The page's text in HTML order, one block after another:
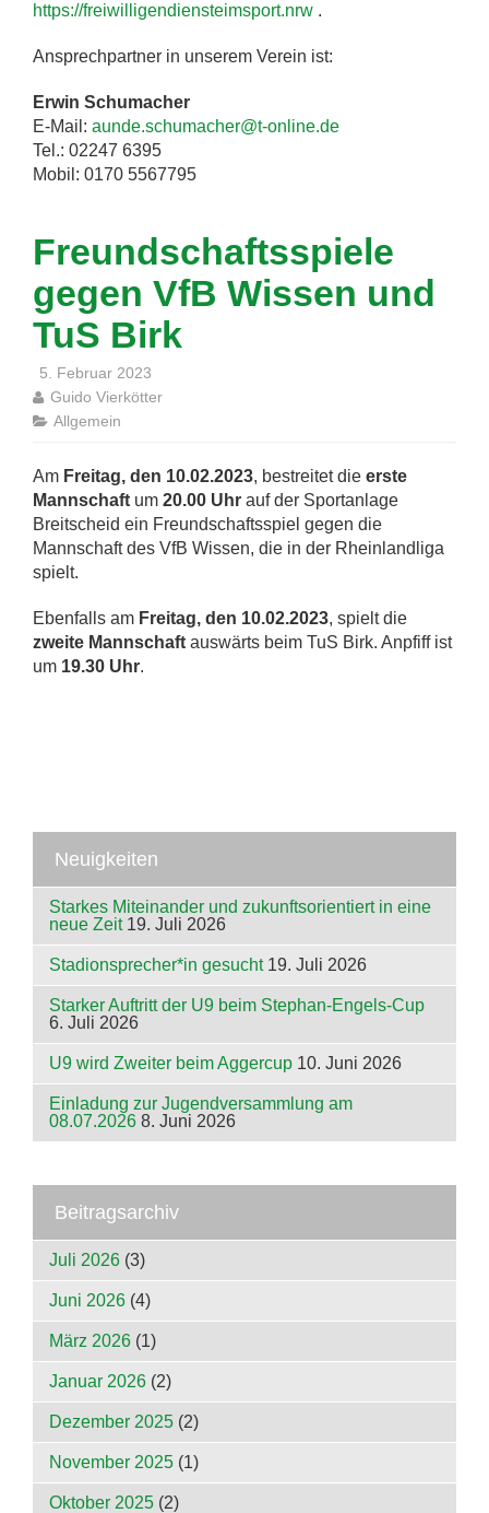
https://freiwilligendiensteimsport.nrw .
Ansprechpartner in unserem Verein ist:
Erwin Schumacher
E-Mail: aunde.schumacher@t-online.de
Tel.: 02247 6395
Mobil: 0170 5567795
Freundschaftsspiele
gegen VfB Wissen und
TuS Birk
5. Februar 2023
Guido Vierkötter
Allgemein
Am Freitag, den 10.02.2023, bestreitet die erste
Mannschaft um 20.00 Uhr auf der Sportanlage
Breitscheid ein Freundschaftsspiel gegen die
Mannschaft des VfB Wissen, die in der Rheinlandliga
spielt.
Ebenfalls am Freitag, den 10.02.2023, spielt die
zweite Mannschaft auswärts beim TuS Birk. Anpfiff ist
um 19.30 Uhr.
Neuigkeiten
Starkes Miteinander und zukunftsorientiert in eine
neue Zeit 19. Juli 2026
Stadionsprecher*in gesucht 19. Juli 2026
Starker Auftritt der U9 beim Stephan-Engels-Cup
6. Juli 2026
U9 wird Zweiter beim Aggercup 10. Juni 2026
Einladung zur Jugendversammlung am
08.07.2026 8. Juni 2026
Beitragsarchiv
Juli 2026 (3)
Juni 2026 (4)
März 2026 (1)
Januar 2026 (2)
Dezember 2025 (2)
November 2025 (1)
Oktober 2025 (2)